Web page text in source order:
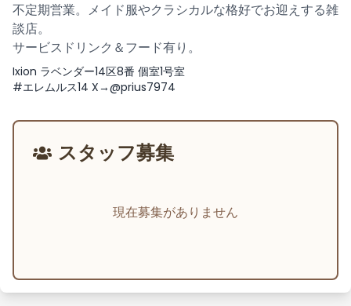
不定期営業。メイド服やクラシカルな格好でお迎えする雑
談店。
サービスドリンク＆フード有り。
Ixion ラベンダー14区8番 個室1号室
#エレムルス14 X→@prius7974
スタッフ募集
現在募集がありません